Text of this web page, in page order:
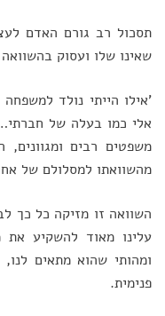
תסכול רב גורם האדם
שאינו שלו ועסוק
'אילו הייתי נולד
אלי כמו בעלה של
משפטים רבים
מהשוואתו למסלולם של
השוואה זו מזיקה כל כך
עלינו מאוד להשקיע את
ומהותי שהוא מתאים
פנימית.